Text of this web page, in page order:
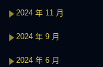
2024 年 11 月
2024 年 9 月
2024 年 6 月